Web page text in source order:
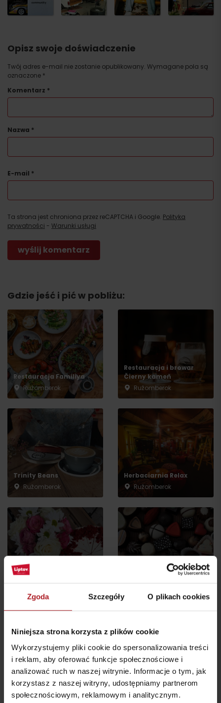
Zgoda Szczegóły O plikach cookies
Niniejsza strona korzysta z plików cookie
Wykorzystujemy pliki cookie do spersonalizowania treści
i reklam, aby oferować funkcje społecznościowe i
analizować ruch w naszej witrynie. Informacje o tym, jak
korzystasz z naszej witryny, udostępniamy partnerom
społecznościowym, reklamowym i analitycznym.
Opisz swoje doświadczenie
Twój adres e-mail nie zostanie opublikowany. Wymagane pola są
oznaczone *
Komentarz *
Nazwa *
E-mail *
Ta strona jest chroniona przez reCAPTCHA i Google. Polityka
prywatności - Warunki usługi
Gdzie jeść i pić w pobliżu:
Restauracja Familiya
Ružomberok
Restauracja i browar
Čierny kameň
Ružomberok
Trinity Beans
Ružomberok
Herbaciarnia Relax
Ružomberok
U kmotry – cukiernictwo
i produkcja
Ružomberok
Chocolaterie Passé
Ružomberok
Atrakcje i relaks w pobliżu:
Przyjazd